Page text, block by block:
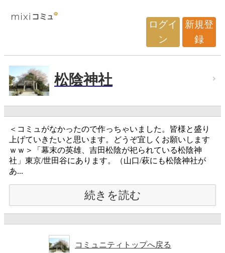
ログイ
ン
新規登
録
松陰神社
＜コミュがなかったので作っちゃいました。皆様と盛り
上げていきたいと思います。どうぞ宜しくお願いします
ｗｗ＞「幕末の英雄、吉田松陰が祀られている松陰神
社」東京/世田谷にあります。（山口/萩にも松陰神社が
あ...
続きを読む
コミュニティトップへ戻る